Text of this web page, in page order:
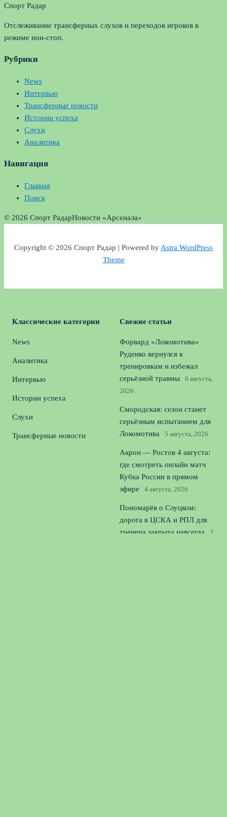
Спорт Радар
Отслеживание трансферных слухов и переходов игроков в
режиме нон-стоп.
Рубрики
News
Интервью
Трансферные новости
Истории успеха
Слухи
Аналитика
Навигация
Главная
Поиск
© 2026 Спорт РадарНовости «Арсенала»
Copyright © 2026 Спорт Радар | Powered byAstra WordPress
Theme
Классические категории
News
Аналитика
Интервью
Истории успеха
Слухи
Трансферные новости
Свежие статьи
Форвард «Локомотива»
Руденко вернулся к
тренировкам и избежал
серьёзной травмы
6 августа,
2026
Смородская: сезон станет
серьёзным испытанием для
Локомотива
5 августа, 2026
Акрон — Ростов 4 августа:
где смотреть онлайн матч
Кубка России в прямом
эфире
4 августа, 2026
Пономарёв о Слуцком:
дорога в ЦСКА и РПЛ для
тренера закрыта навсегда
3